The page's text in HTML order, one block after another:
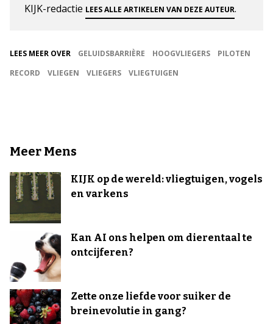
KIJK-redactie LEES ALLE ARTIKELEN VAN DEZE AUTEUR.
LEES MEER OVER GELUIDSBARRIÈRE HOOGVLIEGERS
PILOTEN
RECORD
VLIEGEN VLIEGERS VLIEGTUIGEN
Meer Mens
KIJK op de wereld: vliegtuigen, vogels
en varkens
Kan AI ons helpen om dierentaal te
ontcijferen?
Zette onze liefde voor suiker de
breinevolutie in gang?